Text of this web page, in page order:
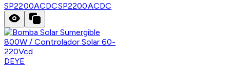
SP2200ACDCSP2200ACDC
DEYE